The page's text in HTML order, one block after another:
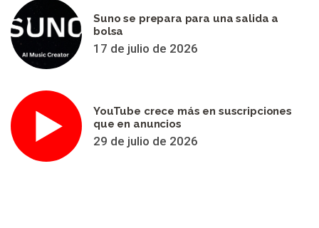
Suno se prepara para una salida a
bolsa
17 de julio de 2026
YouTube crece más en suscripciones
que en anuncios
29 de julio de 2026